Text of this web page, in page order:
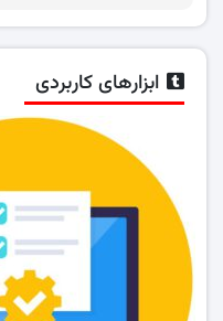
ابزارهای کاربردی